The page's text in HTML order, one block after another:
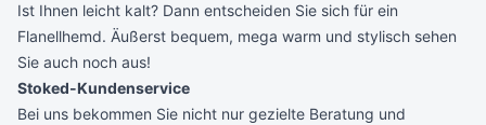
Ist Ihnen leicht kalt? Dann entscheiden Sie sich für ein
Flanellhemd. Äußerst bequem, mega warm und stylisch sehen
Sie auch noch aus!
Stoked-Kundenservice
Bei uns bekommen Sie nicht nur gezielte Beratung und